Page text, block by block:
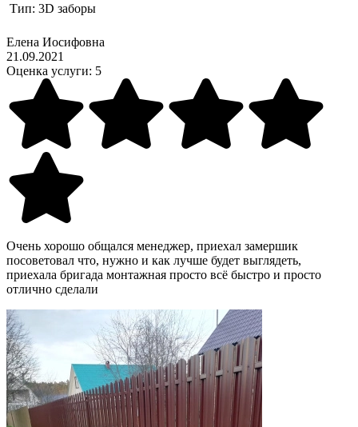
Тип: 3D заборы
Елена Иосифовна
21.09.2021
Оценка услуги: 5
Очень хорошо общался менеджер, приехал замершик
посоветовал что, нужно и как лучше будет выглядеть,
приехала бригада монтажная просто всё быстро и просто
отлично сделали